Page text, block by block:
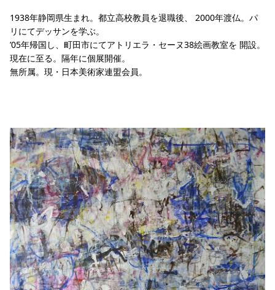
1938年静岡県生まれ。都立高校教員を退職後、 2000年渡仏。パ
リにてデッサンを学ぶ。
’05年帰国し、町田市にてアトリエラ・セーヌ38絵画教室を 開設。
現在に至る。隔年に個展開催。
無所属。現・日本美術家連盟会員。